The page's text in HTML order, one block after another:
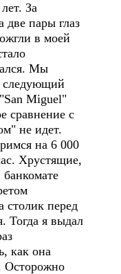
За
две пары глаз
в моей
Мы
следующий
Miguel"
сравнение с
не идет.
на 6 000
Хрустящие,
столик перед
Тогда я выдал
как она
Осторожно